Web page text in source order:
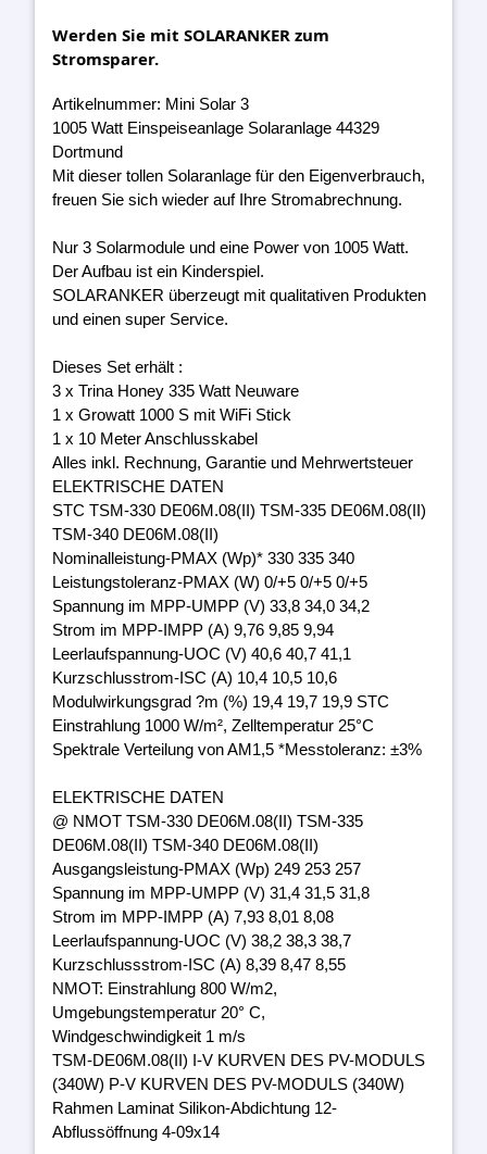
Werden Sie mit SOLARANKER zum
Stromsparer.
Artikelnummer: Mini Solar 3
1005 Watt Einspeiseanlage Solaranlage 44329
Dortmund
Mit dieser tollen Solaranlage für den Eigenverbrauch,
freuen Sie sich wieder auf Ihre Stromabrechnung.
Nur 3 Solarmodule und eine Power von 1005 Watt.
Der Aufbau ist ein Kinderspiel.
SOLARANKER überzeugt mit qualitativen Produkten
und einen super Service.
Dieses Set erhält :
3 x Trina Honey 335 Watt Neuware
1 x Growatt 1000 S mit WiFi Stick
1 x 10 Meter Anschlusskabel
Alles inkl. Rechnung, Garantie und Mehrwertsteuer
ELEKTRISCHE DATEN
STC TSM-330 DE06M.08(II) TSM-335 DE06M.08(II)
TSM-340 DE06M.08(II)
Nominalleistung-PMAX (Wp)* 330 335 340
Leistungstoleranz-PMAX (W) 0/+5 0/+5 0/+5
Spannung im MPP-UMPP (V) 33,8 34,0 34,2
Strom im MPP-IMPP (A) 9,76 9,85 9,94
Leerlaufspannung-UOC (V) 40,6 40,7 41,1
Kurzschlusstrom-ISC (A) 10,4 10,5 10,6
Modulwirkungsgrad ?m (%) 19,4 19,7 19,9 STC
Einstrahlung 1000 W/m², Zelltemperatur 25°C
Spektrale Verteilung von AM1,5 *Messtoleranz: ±3%
ELEKTRISCHE DATEN
@ NMOT TSM-330 DE06M.08(II) TSM-335
DE06M.08(II) TSM-340 DE06M.08(II)
Ausgangsleistung-PMAX (Wp) 249 253 257
Spannung im MPP-UMPP (V) 31,4 31,5 31,8
Strom im MPP-IMPP (A) 7,93 8,01 8,08
Leerlaufspannung-UOC (V) 38,2 38,3 38,7
Kurzschlussstrom-ISC (A) 8,39 8,47 8,55
NMOT: Einstrahlung 800 W/m2,
Umgebungstemperatur 20° C,
Windgeschwindigkeit 1 m/s
TSM-DE06M.08(II) I-V KURVEN DES PV-MODULS
(340W) P-V KURVEN DES PV-MODULS (340W)
Rahmen Laminat Silikon-Abdichtung 12-
Abflussöffnung 4-09x14